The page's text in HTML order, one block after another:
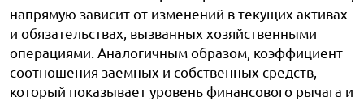
напрямую зависит от изменений в текущих активах
и обязательствах, вызванных хозяйственными
операциями. Аналогичным образом, коэффициент
соотношения заемных и собственных средств,
который показывает уровень финансового рычага и